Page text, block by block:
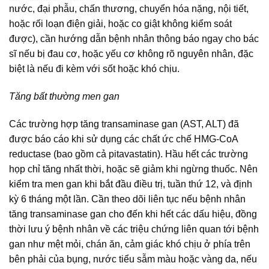
nước, đại phẫu, chấn thương, chuyển hóa nặng, nội tiết,
hoặc rối loạn điện giải, hoặc co giật không kiểm soát
được), cần hướng dẫn bệnh nhân thông báo ngay cho bác
sĩ nếu bị đau cơ, hoặc yếu cơ không rõ nguyên nhân, đặc
biệt là nếu đi kèm với sốt hoặc khó chịu.
Tăng bất thường men gan
Các trường hợp tăng transaminase gan (AST, ALT) đã
được báo cáo khi sử dụng các chất ức chế HMG-CoA
reductase (bao gồm cả pitavastatin). Hầu hết các trường
họp chỉ tăng nhất thời, hoặc sẽ giảm khi ngừng thuốc. Nên
kiểm tra men gan khi bắt đầu điều trị, tuần thứ 12, và định
kỳ 6 tháng một lần. Cần theo dõi liên tục nếu bệnh nhân
tăng transaminase gan cho đến khi hết các dấu hiệu, đồng
thời lưu ý bệnh nhân về các triệu chứng liên quan tới bệnh
gan như mệt mỏi, chán ăn, cảm giác khó chịu ở phía trên
bên phải của bụng, nước tiểu sẫm màu hoặc vàng da, nếu